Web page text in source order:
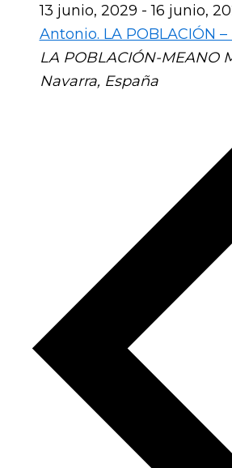
13 junio, 2029 -16 junio,
Antonio. LA POBLACIÓN –
LA POBLACIÓN-MEANO
Navarra, España